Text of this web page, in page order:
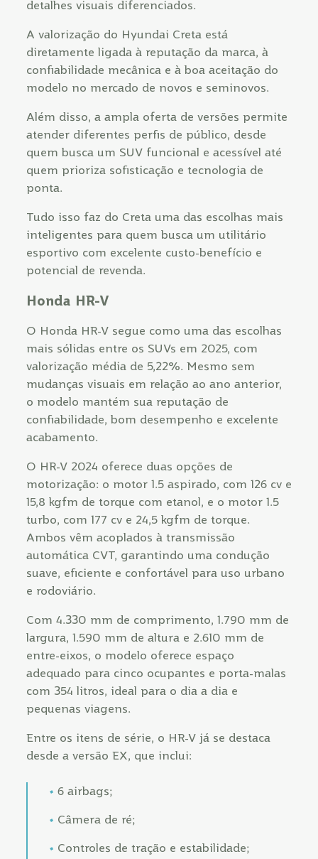
detalhes visuais diferenciados.
A valorização do Hyundai Creta está
diretamente ligada à reputação da marca, à
confiabilidade mecânica e à boa aceitação do
modelo no mercado de novos e seminovos.
Além disso, a ampla oferta de versões permite
atender diferentes perfis de público, desde
quem busca um SUV funcional e acessível até
quem prioriza sofisticação e tecnologia de
ponta.
Tudo isso faz do Creta uma das escolhas mais
inteligentes para quem busca um utilitário
esportivo com excelente custo-benefício e
potencial de revenda.
Honda HR-V
O Honda HR-V segue como uma das escolhas
mais sólidas entre os SUVs em 2025, com
valorização média de 5,22%. Mesmo sem
mudanças visuais em relação ao ano anterior,
o modelo mantém sua reputação de
confiabilidade, bom desempenho e excelente
acabamento.
O HR-V 2024 oferece duas opções de
motorização: o motor 1.5 aspirado, com 126 cv e
15,8 kgfm de torque com etanol, e o motor 1.5
turbo, com 177 cv e 24,5 kgfm de torque.
Ambos vêm acoplados à transmissão
automática CVT, garantindo uma condução
suave, eficiente e confortável para uso urbano
e rodoviário.
Com 4.330 mm de comprimento, 1.790 mm de
largura, 1.590 mm de altura e 2.610 mm de
entre-eixos, o modelo oferece espaço
adequado para cinco ocupantes e porta-malas
com 354 litros, ideal para o dia a dia e
pequenas viagens.
Entre os itens de série, o HR-V já se destaca
desde a versão EX, que inclui:
6 airbags;
Câmera de ré;
Controles de tração e estabilidade;